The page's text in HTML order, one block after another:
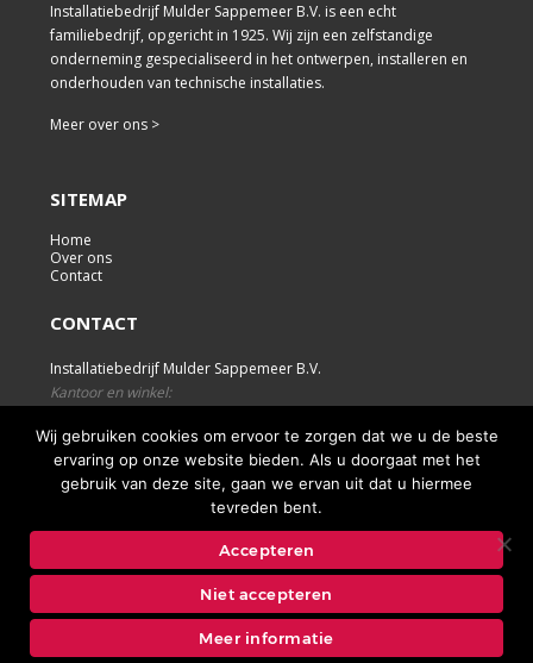
Installatiebedrijf Mulder Sappemeer B.V. is een echt
familiebedrijf, opgericht in 1925. Wij zijn een zelfstandige
onderneming gespecialiseerd in het ontwerpen, installeren en
onderhouden van technische installaties.
Meer over ons >
SITEMAP
Home
Over ons
Contact
CONTACT
Installatiebedrijf Mulder Sappemeer B.V.
Kantoor en winkel:
Postbus 39, 9610 AA Sappemeer
T: (0598) 39 24 95
F: (0598) 39 55 34
info@muldersappemeer.nl
COPYRIGHT 2020 INSTALLATIEBEDRIJF MULDER SAPPEMEER
B.V
WEBSITE LATEN MAKENDOOR BEST4U GROUP B.V.
Wij gebruiken cookies om ervoor te zorgen dat we u de beste
ervaring op onze website bieden. Als u doorgaat met het
gebruik van deze site, gaan we ervan uit dat u hiermee
tevreden bent.
Accepteren
Niet accepteren
Meer informatie